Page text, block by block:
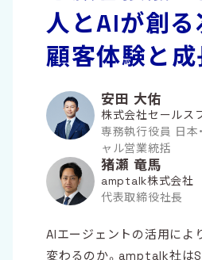
人とAIが創る
顧客体験と
安田 大佑
株式会社セールス
専務執行役員 日本
ャル営業統括
猪瀬 竜馬
amptalk株式会社
代表取締役社長
AIエージェントの活用によ
変わるのか。amptalk社